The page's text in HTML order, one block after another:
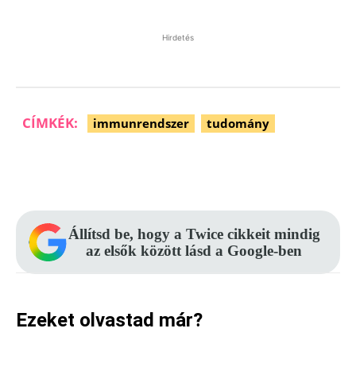
Hirdetés
CÍMKÉK: immunrendszer tudomány
Állítsd be, hogy a Twice cikkeit mindig
az elsők között lásd a Google-ben
Ezeket olvastad már?